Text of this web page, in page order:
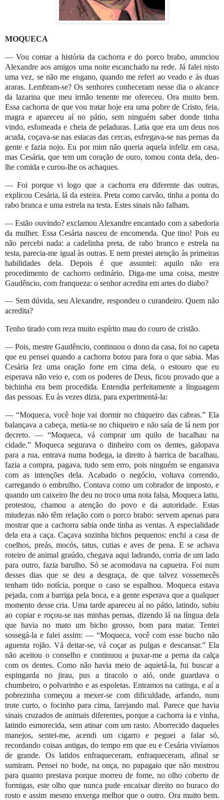
MOQUECA
— Vou contar a história da cachorra e do porco brabo, anunciou
Alexandre aos amigos uma noite escanchado na rede. Já falei nisto
uma vez, se não me engano, quando me referi ao veado e às duas
araras. Lembram-se? Os senhores conheceram nesse dia o alcance
da lazarina que meu irmão tenente me ofereceu. Ora muito bem.
Essa cachorra de que vou tratar hoje era uma pobre de Cristo, feia,
magra e apareceu aí no pátio, sem ninguém saber donde tinha
vindo, esfomeada e cheia de peladuras. Latia que era um deus nos
acuda, coçava-se nas estacas das cercas, esfregava-se nas pernas da
gente e fazia nojo. Eu por mim não queria aquela infeliz em casa,
mas Cesária, que tem um coração de ouro, tomou conta dela, deu-
lhe comida e curou-lhe os achaques.
— Foi porque vi logo que a cachorra era diferente das outras,
explicou Cesária, lá da esteira. Preta como carvão, tinha a ponta do
rabo branca e uma estrela na testa. Estes sinais não falham.
— Estão ouvindo? exclamou Alexandre encantado com a sabedoria
da mulher. Essa Cesária nasceu de encomenda. Que tino! Pois eu
não percebi nada: a cadelinha preta, de rabo branco e estrela na
testa, parecia-me igual às outras. E nem prestei atenção às primeiras
habilidades dela. Depois é que assuntei: aquilo não era
procedimento de cachorro ordinário. Diga-me uma coisa, mestre
Gaudêncio, com franqueza: o senhor acredita em artes do diabo?
— Sem dúvida, seu Alexandre, respondeu o curandeiro. Quem não
acredita?
Tenho tirado com reza muito espírito mau do couro de cristão.
— Pois, mestre Gaudêncio, continuou o dono da casa, foi no capeta
que eu pensei quando a cachorra botou para fora o que sabia. Mas
Cesária fez uma oração forte em cima dela, o estouro que eu
esperava não veio e, com os poderes de Deus, ficou provado que a
bichinha era bem procedida. Entendia perfeitamente a linguagem
das pessoas. Eu às vezes dizia, para experimentá-la:
— “Moqueca, você hoje vai dormir no chiqueiro das cabras.” Ela
balançava a cabeça, metia-se no chiqueiro e não saía de lá nem por
decreto. — “Moqueca, vá comprar um quilo de bacalhau na
cidade.” Moqueca segurava o dinheiro com os dentes, galopava
para a rua, entrava numa bodega, ia direito à barrica de bacalhau,
fazia a compra, pagava, tudo sem erro, pois ninguém se enganava
com as intenções dela. Acabado o negócio, voltava correndo,
carregando o embrulho. Contava como um cobrador de imposto, e
quando um caixeiro lhe deu no troco uma nota falsa, Moqueca latiu,
protestou, chamou a atenção do povo e da autoridade. Estas
miudezas não têm relação com o porco brabo: servem apenas para
mostrar que a cachorra sabia onde tinha as ventas. A especialidade
dela era a caça. Caçava sozinha bichos pequenos: enchi a casa de
coelhos, preás, mocós, tatus, cutias e aves de pena. E se achava
roteiro de animal graúdo, chegava aqui ladrando, corria de um lado
para outro, fazia barulho. Só se acomodava na capueira. Foi num
desses dias que se deu a desgraça, de que talvez vossemecês
tenham tido notícia, porque o caso se espalhou. Moqueca estava
pejada, com a barriga pela boca, e a gente esperava que a qualquer
momento desse cria. Uma tarde apareceu aí no pátio, latindo, subiu
ao copiar e roçou-se nas minhas pernas, dizendo lá na língua dela
que havia no mato um bicho grosso, bom para matar. Tentei
sossegá-la e falei assim: — “Moqueca, você com esse bucho não
aguenta rojão. Vá deitar-se, vá coçar as pulgas e descansar.” Ela
não aceitou o conselho e continuou a puxar-me a perna da calça
com os dentes. Como não havia meio de aquietá-la, fui buscar a
espingarda no jirau, pus a tiracolo o aió, onde guardava o
chumbeiro, o polvarinho e as espoletas. Entramos na catinga, e aí a
pobrezinha começou a mexer-se com dificuldade, arfando, num
trote curto, o focinho para cima, farejando mal. Parece que havia
sinais cruzados de animais diferentes, porque a cachorra ia e vinha,
latindo esmorecida, sem atinar com um rasto. Aborrecido daqueles
manejos, sentei-me, acendi um cigarro e peguei a falar só,
recordando coisas antigas, do tempo em que eu e Cesária vivíamos
de grande. Os latidos enfraqueceram, enfraqueceram, afinal se
sumiram. Pensei no bode, na onça, no papagaio que não mostrou
para quanto prestava porque morreu de fome, no olho coberto de
formigas, este olho que nunca pude encaixar direito no buraco do
rosto e assim mesmo enxerga melhor que o outro. Ora muito bem.